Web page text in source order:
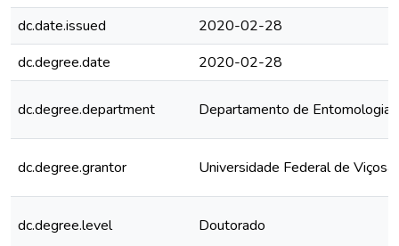
dc.date.issued
2020-02-28
dc.degree.date
2020-02-28
dc.degree.department Departamento de Entomologia
dc.degree.grantor Universidade Federal de Viçosa
dc.degree.level Doutorado